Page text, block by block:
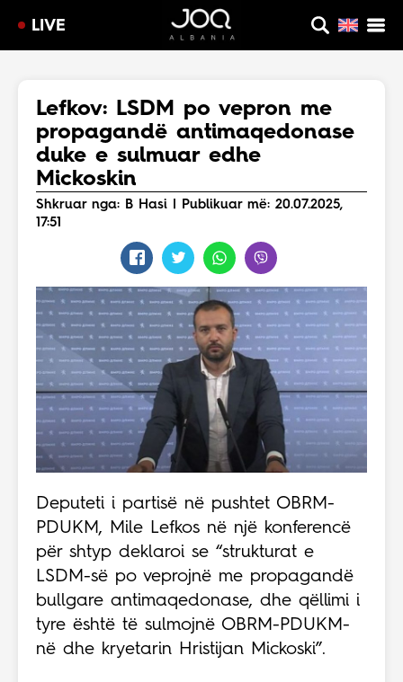
LIVE
Lefkov: LSDM po vepron me
propagandë antimaqedonase
duke e sulmuar edhe
Mickoskin
Shkruar nga: B Hasi | Publikuar më: 20.07.2025,
17:51
Deputeti i partisë në pushtet OBRM-
PDUKM, Mile Lefkos në një konferencë
për shtyp deklaroi se “strukturat e
LSDM-së po veprojnë me propagandë
bullgare antimaqedonase, dhe qëllimi i
tyre është të sulmojnë OBRM-PDUKM-
në dhe kryetarin Hristijan Mickoski”.